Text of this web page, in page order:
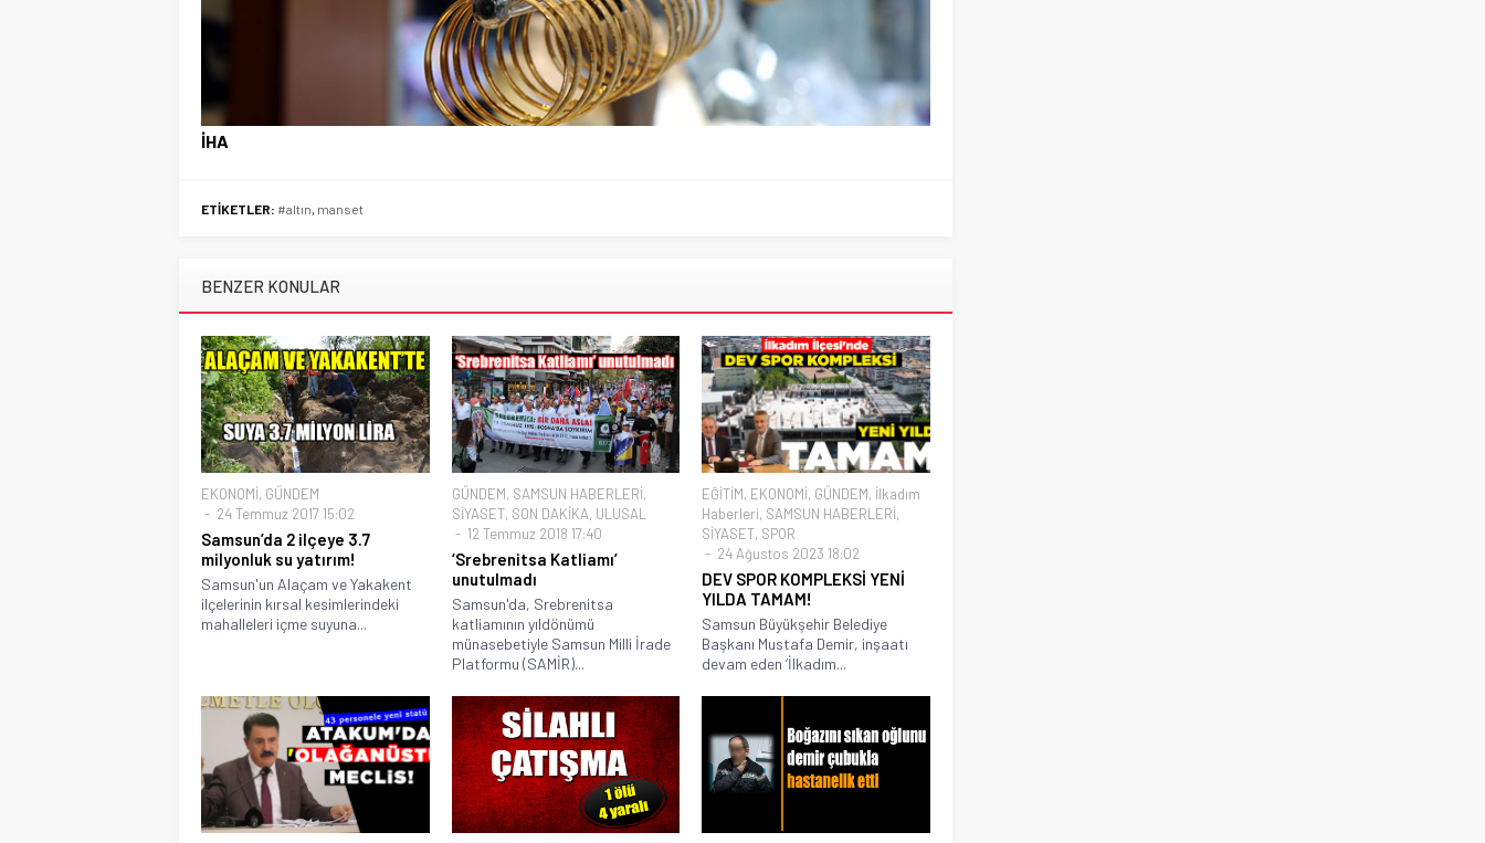
İHA
ETİKETLER: #altın manset
BENZER KONULAR
EKONOMİ, GÜNDEM
24 Temmuz 2017 15:02
Samsun’da 2 ilçeye 3.7
milyonluk su yatırım!
Samsun'un Alaçam ve Yakakent
ilçelerinin kırsal kesimlerindeki
mahalleleri içme suyuna...
GÜNDEM, SAMSUN HABERLERİ,
SİYASET, SON DAKİKA, ULUSAL
12 Temmuz 2018 17:40
‘Srebrenitsa Katliamı’
unutulmadı
Samsun'da, Srebrenitsa
katliamının yıldönümü
münasebetiyle Samsun Milli İrade
Platformu (SAMİR)...
EĞİTİM, EKONOMİ, GÜNDEM, İlkadım
Haberleri, SAMSUN HABERLERİ,
SİYASET, SPOR
24 Ağustos 2023 18:02
DEV SPOR KOMPLEKSİ YENİ
YILDA TAMAM!
Samsun Büyükşehir Belediye
Başkanı Mustafa Demir, inşaatı
devam eden ‘İlkadım...